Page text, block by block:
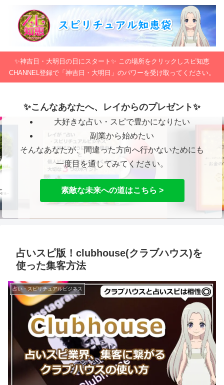
✨神吉日・大明日の日にスタート✨ この場所をクリックしスピ知恵
CHANNEL登録で「神吉日・大明日」のパワーを受け取ってください。
✨こんなあなたへ、レイからのプレゼント✨
大好きな占い・スピで豊かになりたい
副業から始めたい
そんなあなたが、間違った方向へ行かないためにも
一度目を通してみてください。
素敵な未来への道はこちら >
占いスピ版！clubhouse(クラブハウス)を
使った集客方法
占い・スピリチュアルビジネス